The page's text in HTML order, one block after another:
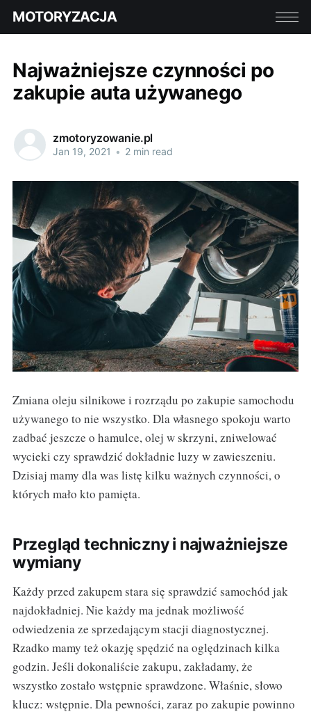
MOTORYZACJA
Najważniejsze czynności po
zakupie auta używanego
zmotoryzowanie.pl
Jan 19, 2021 • 2 min read
Zmiana oleju silnikowe i rozrządu po zakupie samochodu
używanego to nie wszystko. Dla własnego spokoju warto
zadbać jeszcze o hamulce, olej w skrzyni, zniwelować
wycieki czy sprawdzić dokładnie luzy w zawieszeniu.
Dzisiaj mamy dla was listę kilku ważnych czynności, o
których mało kto pamięta.
Przegląd techniczny i najważniejsze
wymiany
Każdy przed zakupem stara się sprawdzić samochód jak
najdokładniej. Nie każdy ma jednak możliwość
odwiedzenia ze sprzedającym stacji diagnostycznej.
Rzadko mamy też okazję spędzić na oględzinach kilka
godzin. Jeśli dokonaliście zakupu, zakładamy, że
wszystko zostało wstępnie sprawdzone. Właśnie, słowo
klucz: wstępnie. Dla pewności, zaraz po zakupie powinno